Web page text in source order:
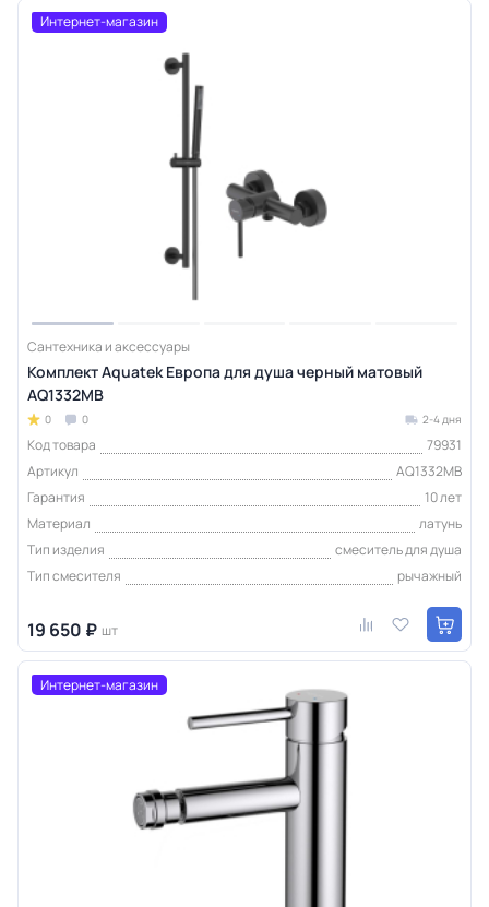
Интернет-магазин
Сантехника и аксессуары
Комплект Aquatek Европа для душа черный матовый
AQ1332MB
0 0 2-4 дня
Код товара
79931
Артикул
AQ1332MB
Гарантия
10 лет
Материал
латунь
Тип изделия
смеситель для душа
Тип смесителя
рычажный
19 650 ₽ шт
Интернет-магазин